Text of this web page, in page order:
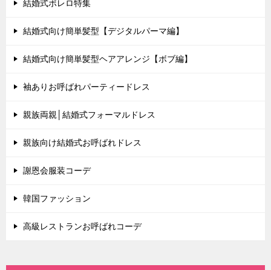
結婚式ボレロ特集
結婚式向け簡単髪型【デジタルパーマ編】
結婚式向け簡単髪型ヘアアレンジ【ボブ編】
袖ありお呼ばれパーティードレス
親族両親│結婚式フォーマルドレス
親族向け結婚式お呼ばれドレス
謝恩会服装コーデ
韓国ファッション
高級レストランお呼ばれコーデ